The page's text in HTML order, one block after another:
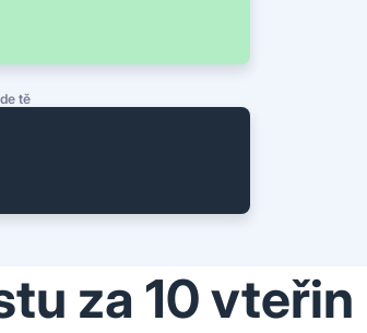
tě
za 10 vteřin